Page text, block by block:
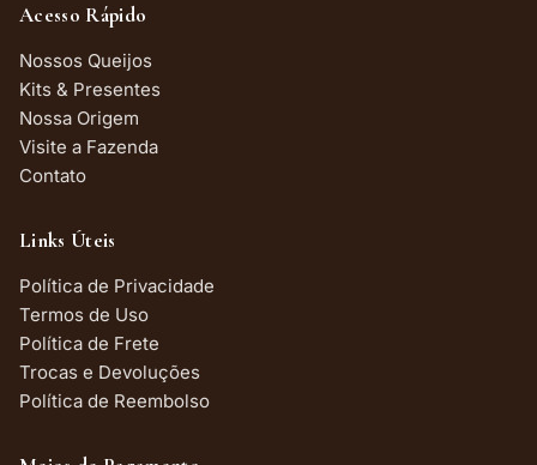
Acesso Rápido
Nossos Queijos
Kits & Presentes
Nossa Origem
Visite a Fazenda
Contato
Links Úteis
Política de Privacidade
Termos de Uso
Política de Frete
Trocas e Devoluções
Política de Reembolso